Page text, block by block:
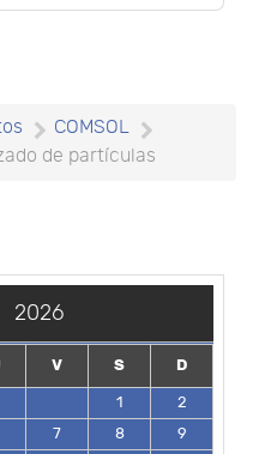
COMSOL
de partículas
2026
V S
D
1
2
7 8
9